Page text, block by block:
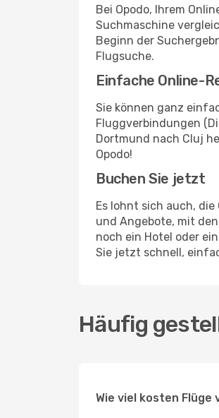
Bei Opodo, Ihrem
Suchmaschine
Beginn der
Flugsuche.
Einfache Online-
Sie können ganz
Fluggverbindungen
Dortmund nach Cluj
Opodo!
Buchen Sie jetzt
Es lohnt sich auch,
und Angebote, mit
noch ein Hotel oder
Sie jetzt schnell,
Häufig
Wie viel kosten Flüge